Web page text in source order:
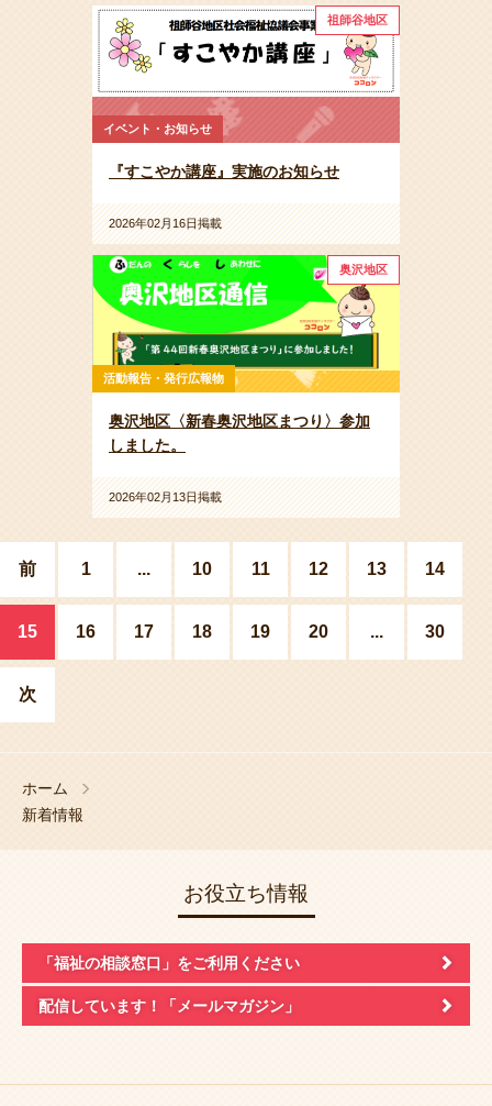
祖師谷地区
イベント・お知らせ
『すこやか講座』実施のお知らせ
2026年02月16日掲載
奥沢地区
活動報告・発行広報物
奥沢地区〈新春奥沢地区まつり〉参加
しました。
2026年02月13日掲載
前 1 ... 10 11 12 13 14
15 16 17 18 19 20 ... 30
次
ホーム
新着情報
お役立ち情報
「福祉の相談窓口」 をご利用ください
配信しています！ 「メールマガジン」